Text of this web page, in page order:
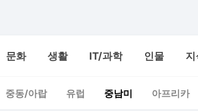
문화 생활 IT/과학 인물
중동/아랍 유럽 중남미 아프리카